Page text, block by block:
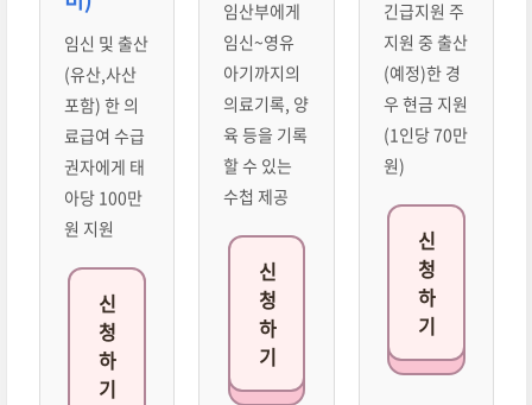
임신 및 출산
(유산,사산
포함) 한 의
료급여 수급
권자에게 태
아당 100만
원 지원
신
청
하
기
임산부에게
임신~영유
아기까지의
의료기록, 양
육 등을 기록
할 수 있는
수첩 제공
신
청
하
기
긴급지원 주
지원 중 출산
(예정)한 경
우 현금 지원
(1인당 70만
원)
신
청
하
기